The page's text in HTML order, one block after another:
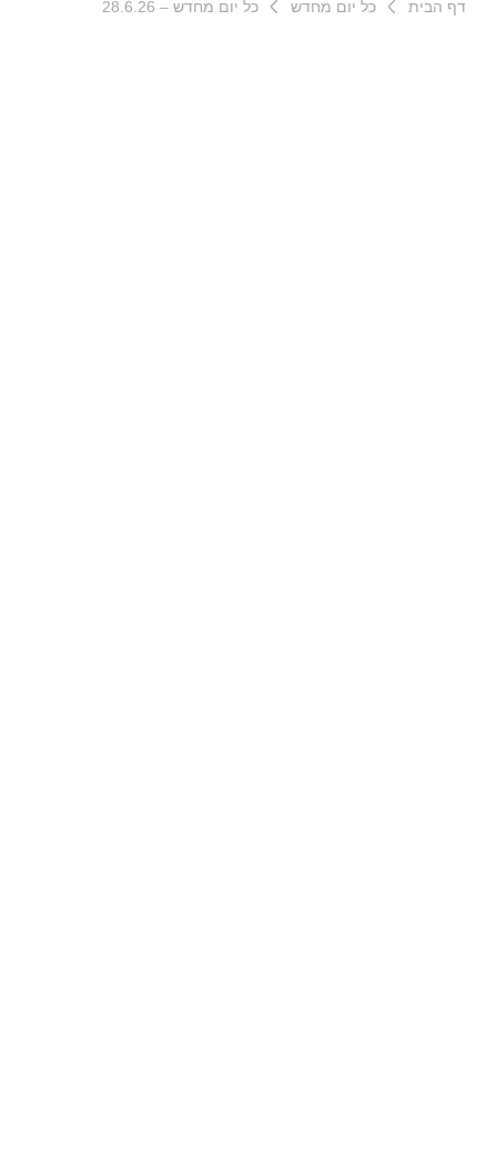
דף הבית כל יום מחדש כל יום מחדש – 28.6.26